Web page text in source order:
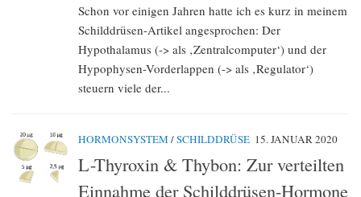
Schon vor einigen Jahren hatte ich es kurz in meinem
Schilddrüsen-Artikel angesprochen: Der
Hypothalamus (-> als ‚Zentralcomputer‘) und der
Hypophysen-Vorderlappen (-> als ‚Regulator‘)
steuern viele der...
HORMONSYSTEM /SCHILDDRÜSE 15. JANUAR 2020
L-Thyroxin & Thybon: Zur verteilten
Einnahme der Schilddrüsen-Hormone